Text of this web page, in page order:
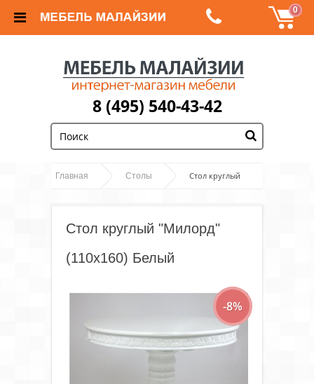
0
8 (495) 540-43-42
Главная Столы Стол круглый
Стол круглый "Милорд"
(110х160) Белый
-8%